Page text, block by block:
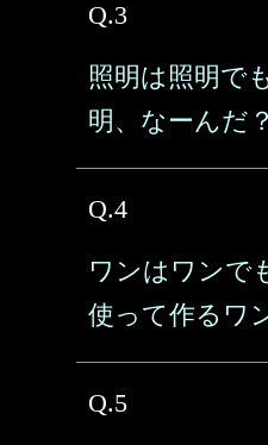
Q.3
照明は照明で
明、なーんだ？
Q.4
ワンはワンで
使って作るワ
Q.5